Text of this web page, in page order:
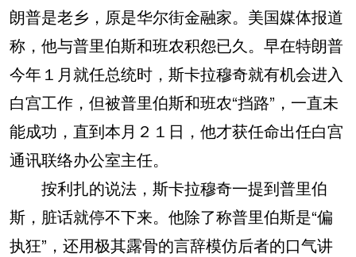
朗普是老乡，原是华尔街金融家。美国媒体报道
称，他与普里伯斯和班农积怨已久。早在特朗普
今年１月就任总统时，斯卡拉穆奇就有机会进入
白宫工作，但被普里伯斯和班农“挡路”，一直未
能成功，直到本月２１日，他才获任命出任白宫
通讯联络办公室主任。
按利扎的说法，斯卡拉穆奇一提到普里伯
斯，脏话就停不下来。他除了称普里伯斯是“偏
执狂”，还用极其露骨的言辞模仿后者的口气讲